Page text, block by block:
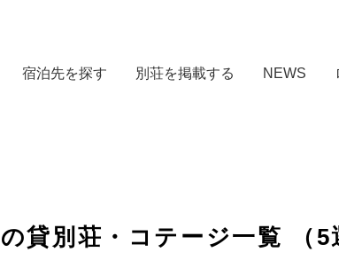
宿泊先を探す 別荘を掲載する NEWS
貸別荘・コテージ一覧 （